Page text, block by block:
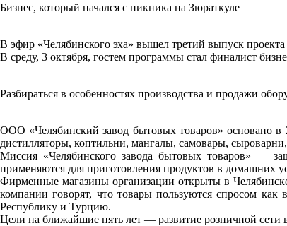
Бизнес, который начался с пикника на Зюраткуле
В эфир «Челябинского эха» вышел третий выпуск
В среду, 3 октября, гостем программы стал финалист
Разбираться в особенностях производства и продажи
ООО «Челябинский завод бытовых товаров» основано в
дистилляторы, коптильни, мангалы, самовары,
Миссия «Челябинского завода бытовых товаров» —
применяются для приготовления продуктов в домашних
Фирменные магазины организации открыты в
компании говорят, что товары пользуются спросом
Республику и Турцию.
Цели на ближайшие пять лет — развитие розничной